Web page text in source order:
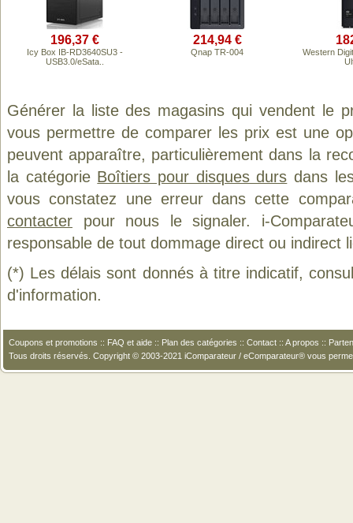
196,37 €
Icy Box IB-RD3640SU3 -
USB3.0/eSata..
214,94 €
Qnap TR-004
Western
Générer la liste des magasins qui vendent le
vous permettre de comparer les prix est une
peuvent apparaître, particulièrement dans la
la catégorie Boîtiers pour disques durs dans
vous constatez une erreur dans cette
contacter pour nous le signaler. i-
responsable de tout dommage direct ou indirect
(*) Les délais sont donnés à titre indicatif,
d'information.
Coupons et promotions :: FAQ et aide :: Plan des catégories :: Contact :: A propos ::
Tous droits réservés. Copyright © 2003-2021 iComparateur / eComparateur® vous